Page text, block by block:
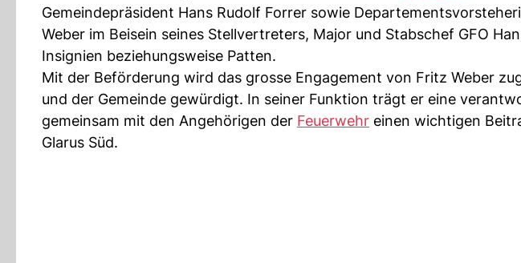
Gemeindepräsident Hans Rudolf Forrer sowie
Weber im Beisein seines Stellvertreters, Major und Stabschef GFO
Insignien beziehungsweise Patten.
Mit der Beförderung wird das grosse Engagement von Fritz Weber
und der Gemeinde gewürdigt. In seiner Funktion trägt er eine
gemeinsam mit den Angehörigen der Feuerwehr einen wichtigen
Glarus Süd.